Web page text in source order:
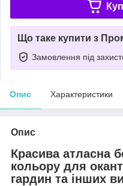
Що таке купити з
Замовлення під
Опис Характеристики
Опис
Красива атласна
кольору для
гардин та інших